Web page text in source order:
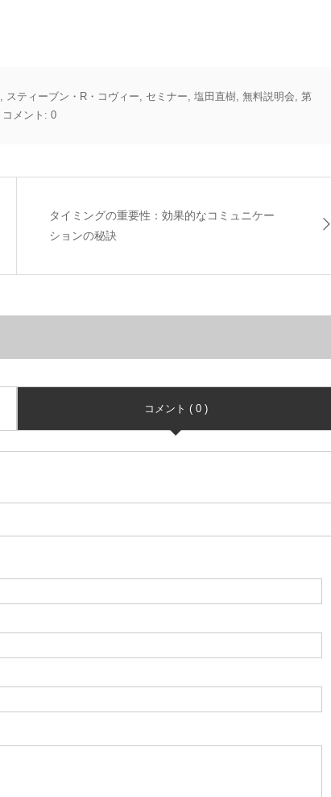
スティーブン・R・コヴィー セミナー 塩田直樹 無料説明会 第
コメント: 0
タイミングの重要性：効果的なコミュニケー
ションの秘訣
コメント ( 0 )